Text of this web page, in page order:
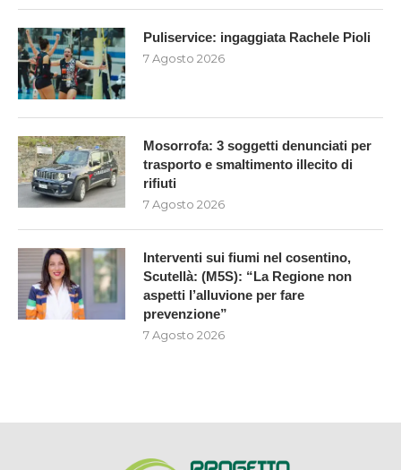
Puliservice: ingaggiata Rachele Pioli
7 Agosto 2026
Mosorrofa: 3 soggetti denunciati per
trasporto e smaltimento illecito di
rifiuti
7 Agosto 2026
Interventi sui fiumi nel cosentino,
Scutellà: (M5S): “La Regione non
aspetti l’alluvione per fare
prevenzione”
7 Agosto 2026